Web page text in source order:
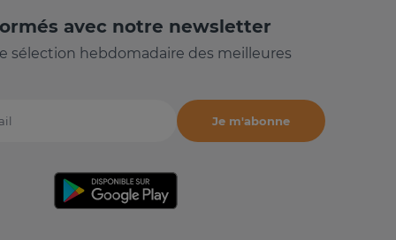
avec notre newsletter
sélection hebdomadaire des meilleures
Je m'abonne